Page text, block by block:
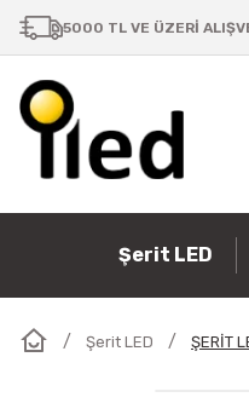
5000 TL VE ÜZERİ
Şerit LED
Şerit LED ŞERİT